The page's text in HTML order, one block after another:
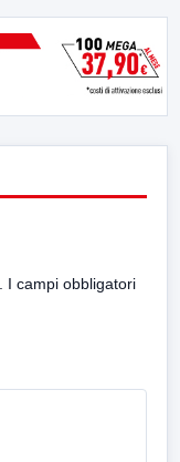
I campi obbligatori